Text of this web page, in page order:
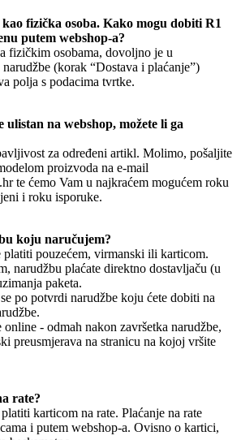
fizička osoba. Kako mogu dobiti R1
putem webshop-a?
fizičkim osobama, dovoljno je u
(korak “Dostava i plaćanje”)
polja s podacima tvrtke.
na webshop, možete li ga
za određeni artikl. Molimo, pošaljite
proizvoda na e-mail
te ćemo Vam u najkraćem mogućem roku
i roku isporuke.
koju naručujem?
platiti pouzećem, virmanski ili karticom.
narudžbu plaćate direktno dostavljaču (u
paketa.
po potvrdi narudžbe koju ćete dobiti na
- odmah nakon završetka narudžbe,
preusmjerava na stranicu na kojoj vršite
rate?
karticom na rate. Plaćanje na rate
i putem webshop-a. Ovisno o kartici,